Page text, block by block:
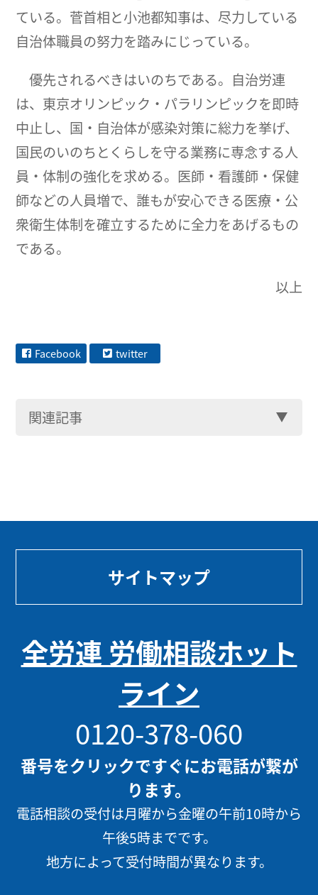
ている。菅首相と小池都知事は、尽力している
自治体職員の努力を踏みにじっている。
優先されるべきはいのちである。自治労連
は、東京オリンピック・パラリンピックを即時
中止し、国・自治体が感染対策に総力を挙げ、
国民のいのちとくらしを守る業務に専念する人
員・体制の強化を求める。医師・看護師・保健
師などの人員増で、誰もが安心できる医療・公
衆衛生体制を確立するために全力をあげるもの
である。
以上
Facebook twitter
関連記事
サイトマップ
全労連 労働相談ホット
ライン
0120-378-060
番号をクリックですぐにお電話が繋が
ります。
電話相談の受付は月曜から金曜の午前10時から
午後5時までです。
地方によって受付時間が異なります。